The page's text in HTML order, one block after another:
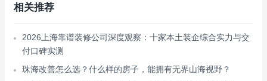
相关推荐
2026上海靠谱装修公司深度观察：十家本土装企综合实力与交
付口碑实测
珠海改善怎么选？什么样的房子，能拥有无界山海视野？